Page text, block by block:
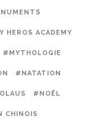
HEROS ACADEMY
#MYTHOLOGIE
#NATATION
#NOËL
CHINOIS